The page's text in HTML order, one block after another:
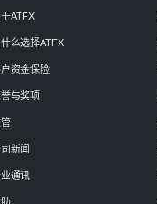
ATFX
什么选择ATFX
资金保险
与奖项
新闻
通讯